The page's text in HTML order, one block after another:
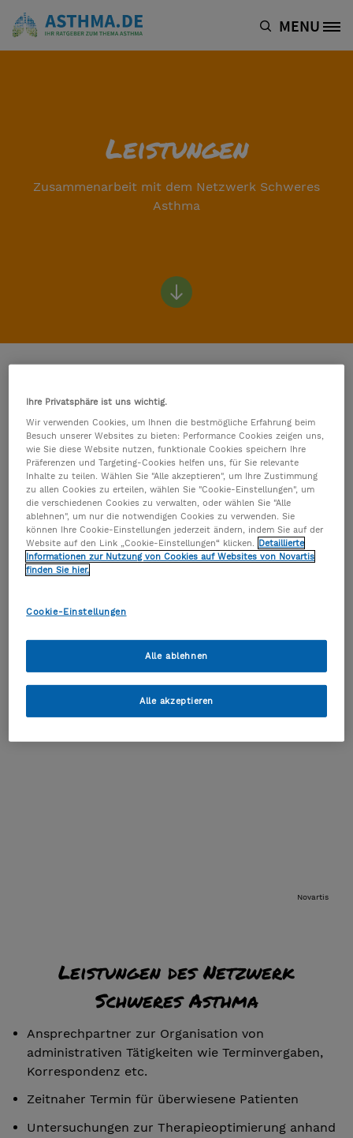
Site Logo MENU
Leistungen
Zusammenarbeit mit dem Netzwerk Schweres
Asthma
Jugendliche und Erwachsene mit der
Netzwerk-Partner überweisen. Die Experten können
Ihre Diagnose sichern und die bestehende Therapie
bestätigen oder optimieren. Die Weiterbehandlung
erfolgt in Ihrer Praxis.
Ablauf der Zusammenarbeit
Novartis
Leistungen des Netzwerk
Schweres Asthma
Ansprechpartner zur Organisation von
administrativen Tätigkeiten wie Terminvergaben,
Korrespondenz etc.
Zeitnaher Termin für überwiesene Patienten
Untersuchungen zur Therapieoptimierung anhand
Ihre Privatsphäre ist uns wichtig.
Wir verwenden Cookies, um Ihnen die bestmögliche Erfahrung beim
Besuch unserer Websites zu bieten: Performance Cookies zeigen uns,
wie Sie diese Website nutzen, funktionale Cookies speichern Ihre
Präferenzen und Targeting-Cookies helfen uns, für Sie relevante
Inhalte zu teilen. Wählen Sie "Alle akzeptieren", um Ihre Zustimmung
zu allen Cookies zu erteilen, wählen Sie "Cookie-Einstellungen", um
die verschiedenen Cookies zu verwalten, oder wählen Sie "Alle
ablehnen", um nur die notwendigen Cookies zu verwenden. Sie
können Ihre Cookie-Einstellungen jederzeit ändern, indem Sie auf der
Website auf den Link „Cookie-Einstellungen“ klicken. Detaillierte
Informationen zur Nutzung von Cookies auf Websites von Novartis
finden Sie hier.
Cookie-Einstellungen
Alle ablehnen
Alle akzeptieren